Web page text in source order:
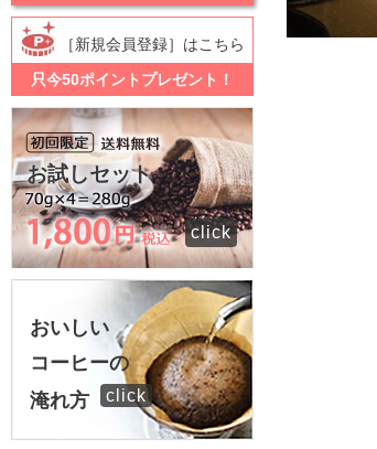
［新規会員登録］はこちら
只今50ポイントプレゼント！
お試しセット
click
おいしい
コーヒーの
淹れ方
click